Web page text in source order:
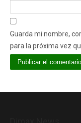
Guarda mi nombre,
para la próxima vez